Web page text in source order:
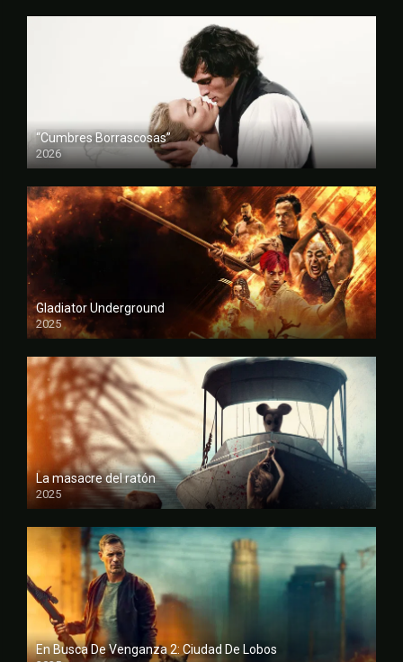
“Cumbres Borrascosas”
2026
FULL HD
Gladiator Underground
2025
FULL HD
La masacre del ratón
2025
FULL HD
En Busca De Venganza 2: Ciudad De Lobos